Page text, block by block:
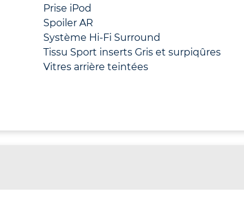
Prise iPod
Spoiler AR
Système Hi-Fi Surround
Tissu Sport inserts Gris et surpiqûres
Vitres arrière teintées